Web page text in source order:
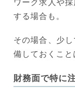
ワーク求人や
する場合も。
その場合、少
備しておくこと
財務面で特に